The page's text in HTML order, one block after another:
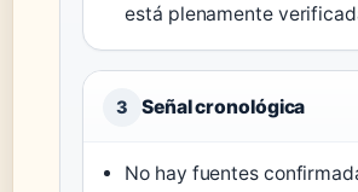
está plenamente
3 Señal cronológica
No hay fuentes